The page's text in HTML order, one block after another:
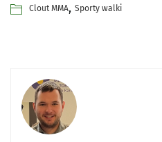
Clout MMA, Sporty walki